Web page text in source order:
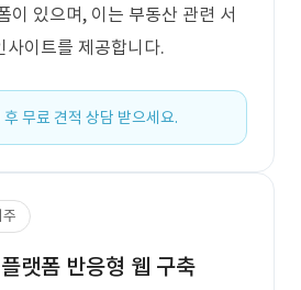
이 있으며, 이는 부동산 관련 서
사이트를 제공합니다.
무료 견적 상담 받으세요.
랫폼 반응형 웹 구축